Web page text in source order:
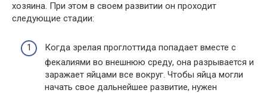
хозяина. При этом в своем развитии он проходит
следующие стадии:
Когда зрелая проглоттида попадает вместе с
фекалиями во внешнюю среду, она разрывается и
заражает яйцами все вокруг. Чтобы яйца могли
начать свое дальнейшее развитие, нужен